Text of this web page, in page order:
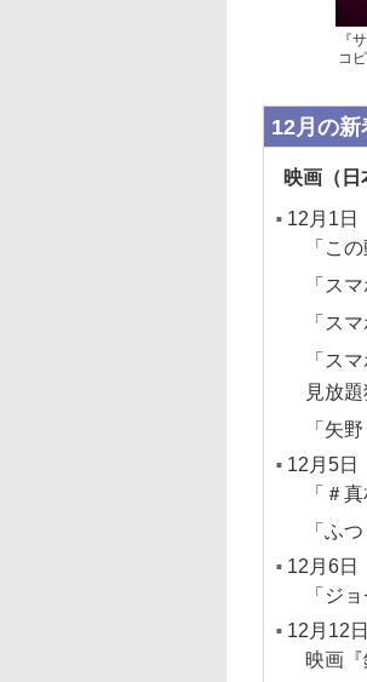
『
コ
12月の
映画（日
12月1日
「こ
「ス
「ス
「ス
見放
「矢
12月5日
「＃
「ふ
12月6日
「ジ
12月12日
映画